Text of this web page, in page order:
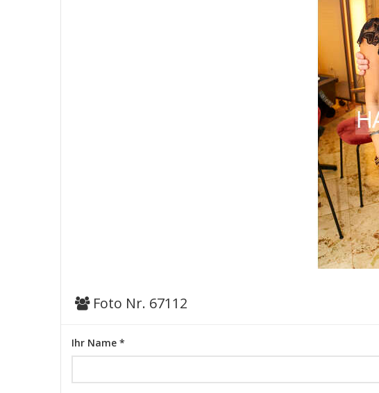
Foto Nr. 67112
Ihr Name *